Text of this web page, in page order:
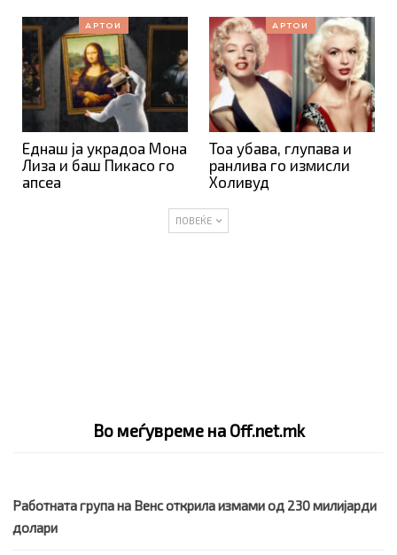
АРТОИ
Еднаш ја украдоа Мона
Лиза и баш Пикасо го
апсеа
АРТОИ
Тоа убава, глупава и
ранлива го измисли
Холивуд
ПОВЕЌЕ
Во меѓувреме на Off.net.mk
Работната група на Венс открила измами од 230 милијарди
долари